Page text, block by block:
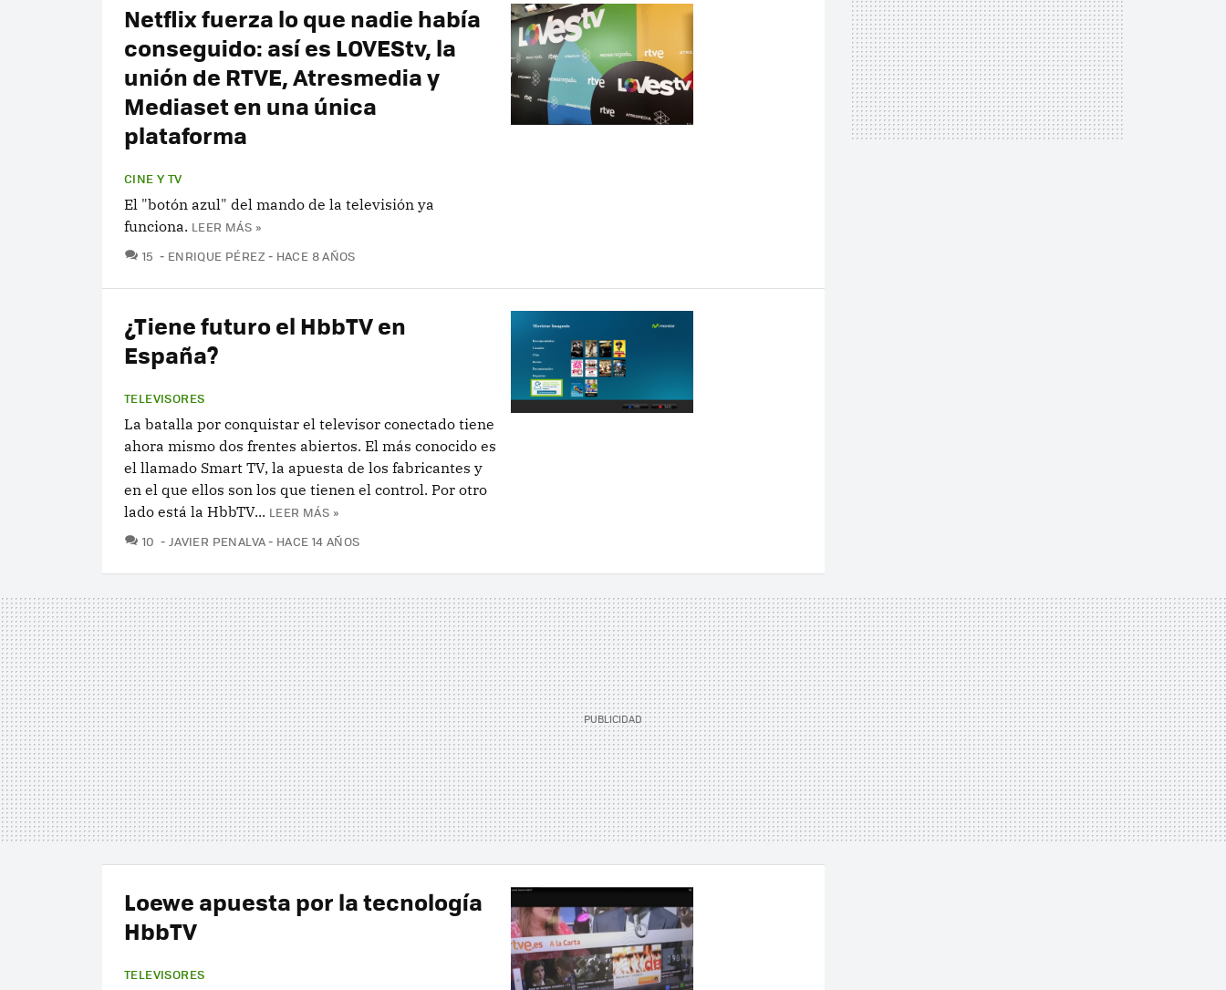
Netflix fuerza lo que nadie había
conseguido: así es LOVEStv, la
unión de RTVE, Atresmedia y
Mediaset en una única
plataforma
CINE Y TV
El "botón azul" del mando de la televisión ya
funciona. LEER MÁS »
15 COMENTARIOS
ENRIQUE PÉREZ HACE 8 AÑOS
¿Tiene futuro el HbbTV en
España?
TELEVISORES
La batalla por conquistar el televisor conectado tiene
ahora mismo dos frentes abiertos. El más conocido es
el llamado Smart TV, la apuesta de los fabricantes y
en el que ellos son los que tienen el control. Por otro
lado está la HbbTV... LEER MÁS »
10 COMENTARIOS
JAVIER PENALVA HACE 14 AÑOS
Loewe apuesta por la tecnología
HbbTV
TELEVISORES